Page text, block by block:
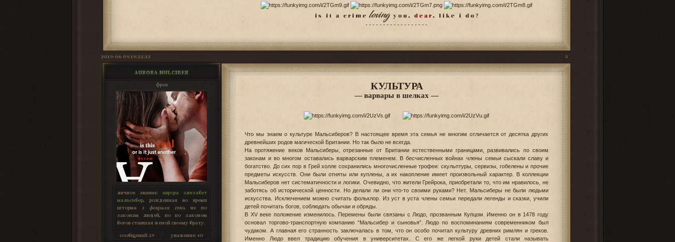
i s i t a c r i m e loving y o u , d e a r, l i k e i d o ?
- - - - - - - - - - - - - - - - - -
3
2019-06-09 19:22:13
AURORA MULCIBER
фрея
личное звание:
аврора элизабет
мальсибер, рожденная во время
шторма 3 февраля 1980, не по
законам людей, но по законом
богов ставшая женой своему брату.
сообщений:29 уважение: +0
КУЛЬТУРА
— варвары в шелках —
Что мы знаем о культуре Мальсиберов? В настоящее время эта семья не многим отличается от десятка других
древнейших родов магической Британии. Но так было не всегда.
На протяжение веков Мальсиберы, отрезанные от Британии естественными границами, развивались по своим
законам и во многом оставались варварским племенем. В бесчисленных войнах члены семьи сыскали славу и
богатство. До сих пор в Грей холле сохранились многочисленные трофеи: скульптуры, сервизы, гобелены и прочие
предметы искусств. Они были отняты или куплены, а их накопление имеет произвольный характер. В коллекции
Мальсиберов нет систематичности и логики. Очевидно, что жители Грейрока, приобретали то, что им нравилось, не
заботясь об исторической ценности. Но делали ли они что-то своими руками? Нет. Мальсиберы не были людьми
искусства. Исключением можно считать фольклор. Из уст в уста члены семьи передали легенды и сказки, учили
детей почитать богов, соблюдать обычаи и обряды.
В XV веке положение изменилось. Перемены были связаны с Людо, прозванным Купцом. Именно он в 1478 году
основал торгово-транспортную компанию “Мальсибер и сыновья”. Людо по воспоминаниям современником был
чудаком. А главная его странность заключалась в том, что он особо почитал культуру древних римлян и греков.
Именно Людо ввел традицию обучения в университетах. С его же легкой руки детей стали называть